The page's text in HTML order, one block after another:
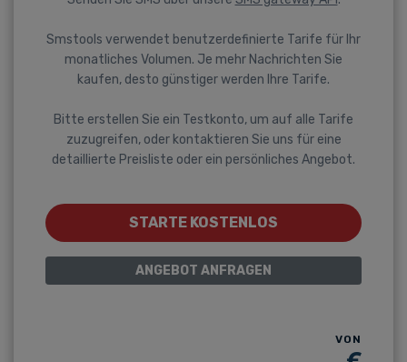
Smstools verwendet benutzerdefinierte Tarife für Ihr
monatliches Volumen. Je mehr Nachrichten Sie
kaufen, desto günstiger werden Ihre Tarife.
Bitte erstellen Sie ein Testkonto, um auf alle Tarife
zuzugreifen, oder kontaktieren Sie uns für eine
detaillierte Preisliste oder ein persönliches Angebot.
STARTE KOSTENLOS
ANGEBOT ANFRAGEN
VON